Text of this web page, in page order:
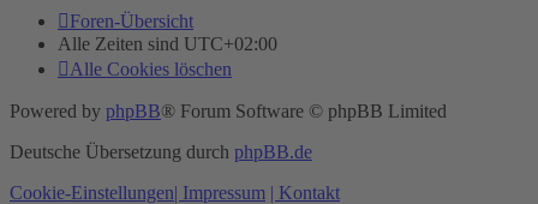
Foren-Übersicht
Alle Zeiten sind UTC+02:00
Alle Cookies löschen
Powered by phpBB® Forum Software © phpBB Limited
Deutsche Übersetzung durch phpBB.de
Cookie-Einstellungen| Impressum | Kontakt